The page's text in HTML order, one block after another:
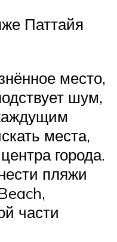
Паттайя
место,
шум,
места,
города.
пляжи
части